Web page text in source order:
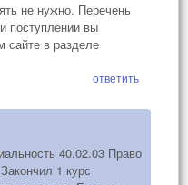
не нужно. Перечень
поступлении вы
сайте в разделе
ответить
40.02.03 Право
1 курс